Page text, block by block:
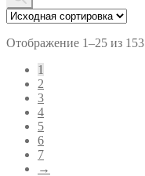
Отображение 1–25 из 153
1
2
3
4
5
6
7
→